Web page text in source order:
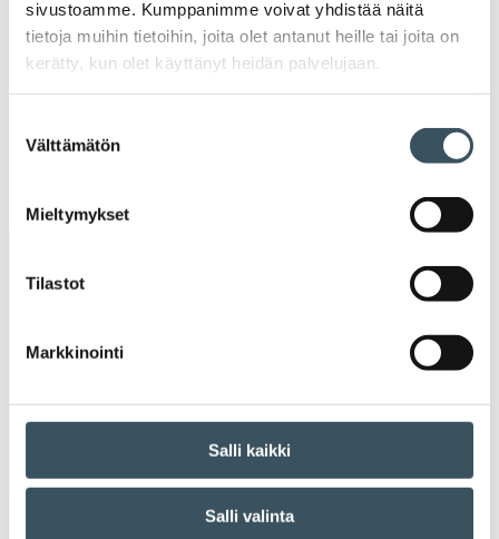
sivustoamme. Kumppanimme voivat yhdistää näitä
tietoja muihin tietoihin, joita olet antanut heille tai joita on
kerätty, kun olet käyttänyt heidän palvelujaan.
valinta
Välttämätön
Mieltymykset
Tilastot
Markkinointi
Salli kaikki
Salli valinta
2019
digitalisaatio
ilmasto kansainvälinen kilpailu